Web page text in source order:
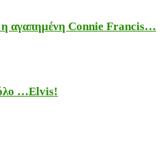
αγαπημένη Connie Francis…
…Elvis!